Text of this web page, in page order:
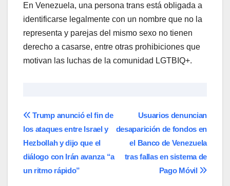
En Venezuela, una persona trans está obligada a
identificarse legalmente con un nombre que no la
representa y parejas del mismo sexo no tienen
derecho a casarse, entre otras prohibiciones que
motivan las luchas de la comunidad LGTBIQ+.
Navegación
de
entradas
Usuarios denuncian
desaparición de fondos en
el Banco de Venezuela
tras fallas en sistema de
Pago Móvil
Trump anunció el fin de
los ataques entre Israel y
Hezbollah y dijo que el
diálogo con Irán avanza “a
un ritmo rápido”